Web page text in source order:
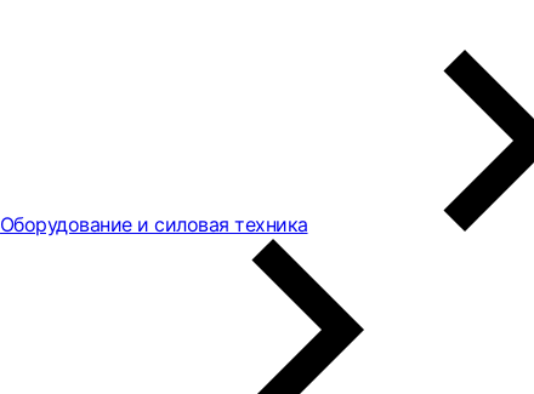
Оборудование и силовая техника